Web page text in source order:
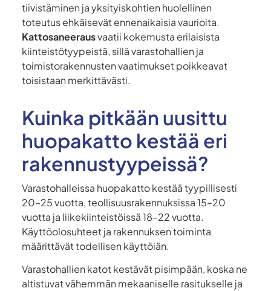
tiivistäminen ja yksityiskohtien huolellinen
toteutus ehkäisevät ennenaikaisia vaurioita.
Kattosaneerausvaatii kokemusta erilaisista
kiinteistötyypeistä, sillä varastohallien ja
toimistorakennusten vaatimukset poikkeavat
toisistaan merkittävästi.
Kuinka pitkään uusittu
huopakatto kestää eri
rakennustyypeissä?
Varastohalleissa huopakatto kestää tyypillisesti
20–25 vuotta, teollisuusrakennuksissa 15–20
vuotta ja liikekiinteistöissä 18–22 vuotta.
Käyttöolosuhteet ja rakennuksen toiminta
määrittävät todellisen käyttöiän.
Varastohallien katot kestävät pisimpään, koska ne
altistuvat vähemmän mekaaniselle rasitukselle ja